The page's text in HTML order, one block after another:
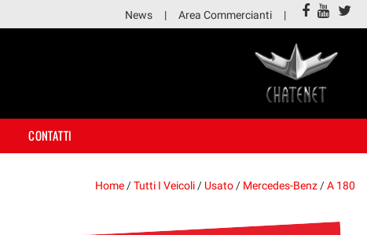
News Area Commercianti
CONTATTI
Home /Tutti I Veicoli / Usato / Mercedes-Benz /A 180